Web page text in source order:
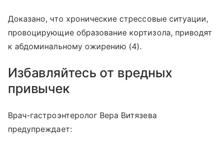
Доказано, что хронические стрессовые ситуации,
провоцирующие образование кортизола, приводят
к абдоминальному ожирению (4).
Избавляйтесь от вредных
привычек
Врач-гастроэнтеролог Вера Витязева
предупреждает: